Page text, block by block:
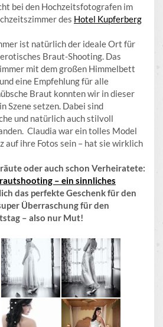
bei den Hochzeitsfotografen im
des Hotel Kupferberg
ist natürlich der ideale Ort für
Braut-Shooting. Das
mit dem großen Himmelbett
eine Empfehlung für alle
Braut konnten wir in dieser
Szene setzen. Dabei sind
und natürlich auch stilvoll
Claudia war ein tolles Model
auf ihre Fotos sein – hat sie wirklich
oder auch schon Verheiratete:
– ein sinnliches
das perfekte Geschenk für den
Überraschung für den
– also nur Mut!